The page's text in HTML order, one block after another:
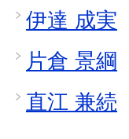
伊達 成実
片倉 景綱
直江 兼続